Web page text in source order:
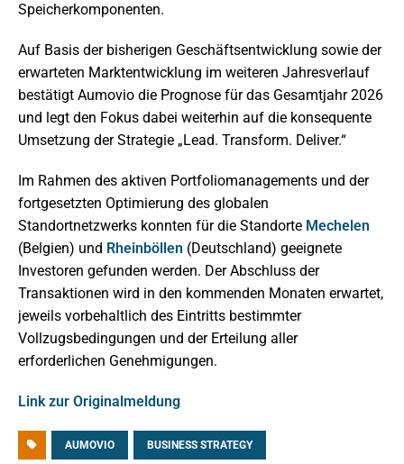
Speicherkomponenten.
Auf Basis der bisherigen Geschäftsentwicklung sowie der
erwarteten Marktentwicklung im weiteren Jahresverlauf
bestätigt Aumovio die Prognose für das Gesamtjahr 2026
und legt den Fokus dabei weiterhin auf die konsequente
Umsetzung der Strategie „Lead. Transform. Deliver.“
Im Rahmen des aktiven Portfoliomanagements und der
fortgesetzten Optimierung des globalen
Standortnetzwerks konnten für die Standorte Mechelen
(Belgien) und Rheinböllen (Deutschland) geeignete
Investoren gefunden werden. Der Abschluss der
Transaktionen wird in den kommenden Monaten erwartet,
jeweils vorbehaltlich des Eintritts bestimmter
Vollzugsbedingungen und der Erteilung aller
erforderlichen Genehmigungen.
Link zur Originalmeldung
AUMOVIO BUSINESS STRATEGY